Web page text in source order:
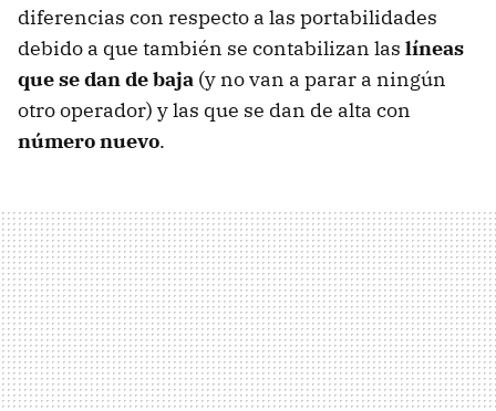
diferencias con respecto a las portabilidades
debido a que también se contabilizan las líneas
que se dan de baja (y no van a parar a ningún
otro operador) y las que se dan de alta con
número nuevo.